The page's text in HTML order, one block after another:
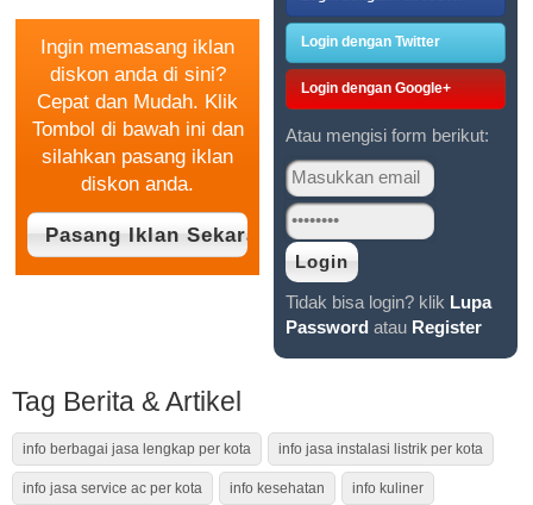
Ingin memasang iklan
diskon anda di sini?
Cepat dan Mudah. Klik
Tombol di bawah ini dan
silahkan pasang iklan
diskon anda.
Login dengan Twitter
Login dengan Google+
Atau mengisi form berikut:
Tidak bisa login? klik Lupa
Password atau Register
Tag Berita & Artikel
info berbagai jasa lengkap per kota info jasa instalasi listrik per kota
info jasa service ac per kota info kesehatan info kuliner